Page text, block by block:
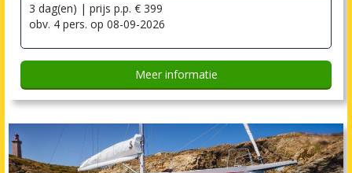
3 dag(en) | prijs p.p. € 399
obv. 4 pers. op 08-09-2026
Meer informatie